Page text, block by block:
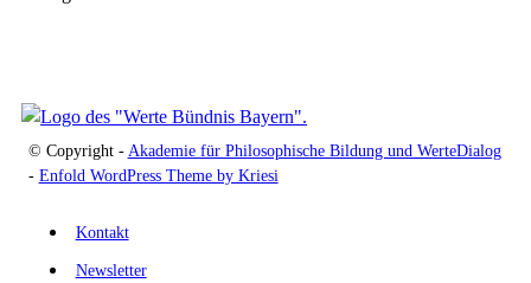
© Copyright - Akademie für Philosophische Bildung und WerteDialog
- Enfold WordPress Theme by Kriesi
Kontakt
Newsletter